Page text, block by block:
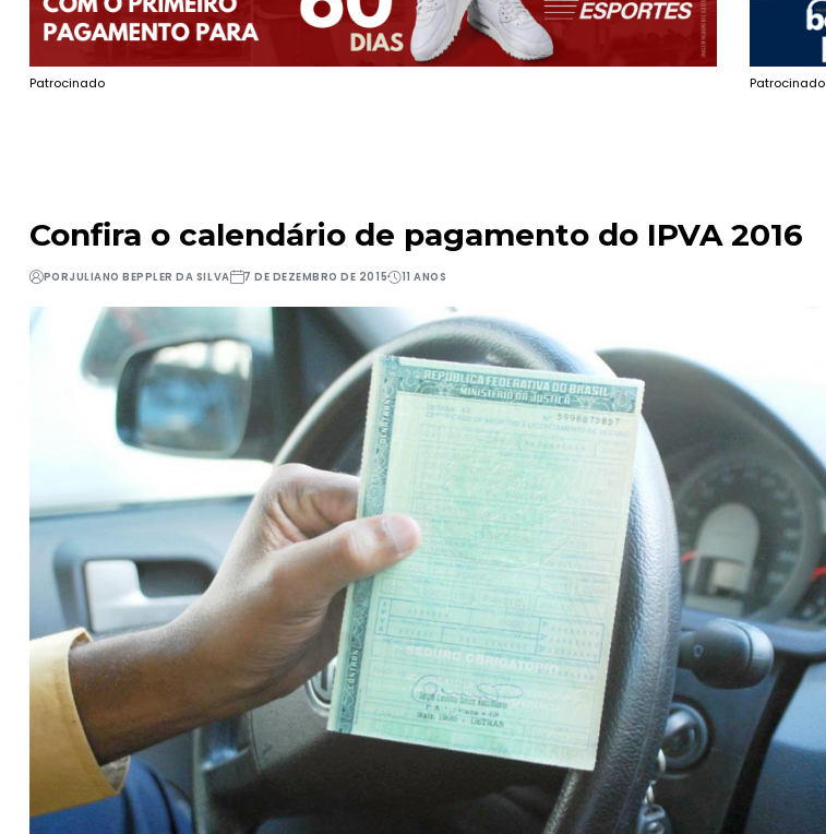
Patrocinado Patrocinado
Confira o calendário de pagamento do IPVA 2016
PORJULIANO BEPPLER DA SILVA 7 DE DEZEMBRO DE 2015 11 ANOS